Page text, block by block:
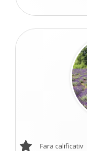
Fara calificativ